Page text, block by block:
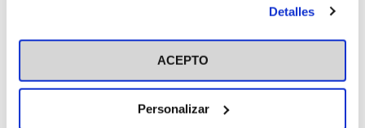
en el botón "Personalizar". Para más información puedes
visitar nuestra Política de Cookies
Detalles
ACEPTO
Personalizar